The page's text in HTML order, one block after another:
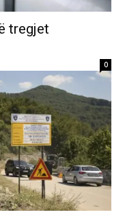
tregjet
0